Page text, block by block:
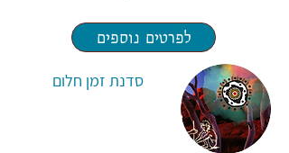
לפרטים נוספים
סדנת זמן חלום